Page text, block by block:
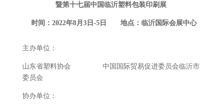
暨第十七届中国临沂塑料包装印刷展
时间：2022年8月 3日-5日 地点：临沂国际会展中心
主办单位：
山东省塑料协会 中国国际贸易促进委员会临沂市
委员会
协办单位：